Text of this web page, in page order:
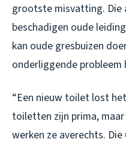
grootste misvatting. Die
beschadigen oude
kan oude gresbuizen
onderliggende probleem
“Een nieuw toilet lost
toiletten zijn prima,
werken ze averechts.